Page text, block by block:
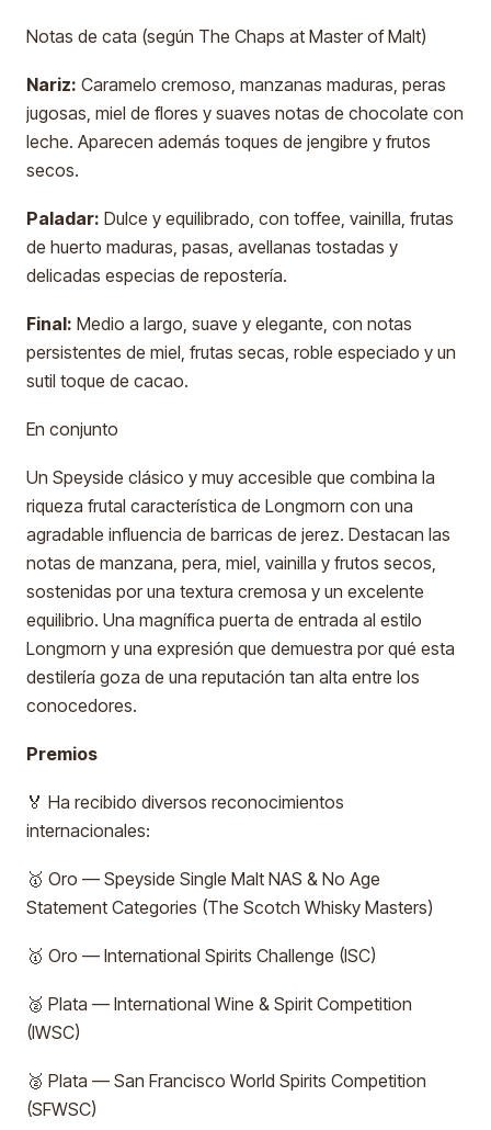
Notas de cata (según The Chaps at Master of Malt)
Nariz: Caramelo cremoso, manzanas maduras, peras
jugosas, miel de flores y suaves notas de chocolate con
leche. Aparecen además toques de jengibre y frutos
secos.
Paladar: Dulce y equilibrado, con toffee, vainilla, frutas
de huerto maduras, pasas, avellanas tostadas y
delicadas especias de repostería.
Final: Medio a largo, suave y elegante, con notas
persistentes de miel, frutas secas, roble especiado y un
sutil toque de cacao.
En conjunto
Un Speyside clásico y muy accesible que combina la
riqueza frutal característica de Longmorn con una
agradable influencia de barricas de jerez. Destacan las
notas de manzana, pera, miel, vainilla y frutos secos,
sostenidas por una textura cremosa y un excelente
equilibrio. Una magnífica puerta de entrada al estilo
Longmorn y una expresión que demuestra por qué esta
destilería goza de una reputación tan alta entre los
conocedores.
Premios
🏅 Ha recibido diversos reconocimientos
internacionales:
🥇 Oro — Speyside Single Malt NAS & No Age
Statement Categories (The Scotch Whisky Masters)
🥇 Oro — International Spirits Challenge (ISC)
🥈 Plata — International Wine & Spirit Competition
(IWSC)
🥈 Plata — San Francisco World Spirits Competition
(SFWSC)